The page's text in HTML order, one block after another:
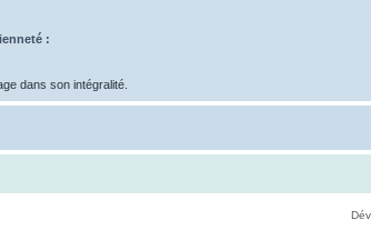
:
dans son intégralité.